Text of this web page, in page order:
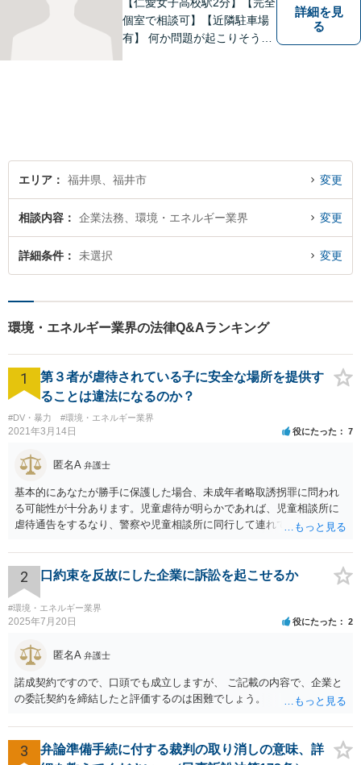
個室で相談可】【近隣駐車場
有】 何か問題が起こりそうと
う。
詳細を見
る
エリア 福井県、福井市 変更
相談内容 企業法務、環境・エネルギー業界 変更
詳細条件 未選択 変更
環境・エネルギー業界の法律Q&Aランキング
1
第３者が虐待されている子に安全な場所を提供す
ることは違法になるのか？
#DV・暴力 #環境・エネルギー業界
2021年3月14日 役にたった 7
匿名A 弁護士
基本的にあなたが勝手に保護した場合、未成年者略取誘拐罪に問われ
る可能性が十分あります。児童虐待が明らかであれば、児童相談所に
虐待通告をするなり、警察や児童相談所に同行して連れていくなり、
談所の関与を望んでいないケースでは難しい判断にはなるとは思いま
すが、少なくともあなたが保護者の承諾を得ずに勝手に保護すること
は避けた方が良いかと存じます。警察は親からの虐待があると分かっ
た場合であっても、必ずしもあなたに味方するわけではないかと存じ
ます。児童相談所に通告すべきであったと窘められる程度であればよ
で自らの支配下に置きたかったのではないかと疑われる可能性さえあ
2 口約束を反故にした企業に訴訟を起こせるか
#環境・エネルギー業界
2025年7月20日 役にたった 2
匿名A 弁護士
諾成契約ですので、口頭でも成立しますが、 ご記載の内容で、企業と
の委託契約を締結したと評価するのは困難でしょう。
3
弁論準備手続に付する裁判の取り消しの意味、詳